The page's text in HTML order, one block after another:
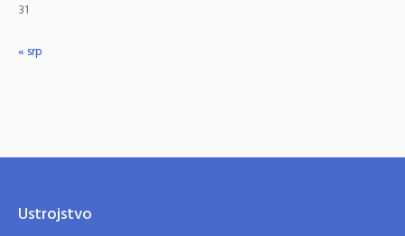
31
« srp
Ustrojstvo